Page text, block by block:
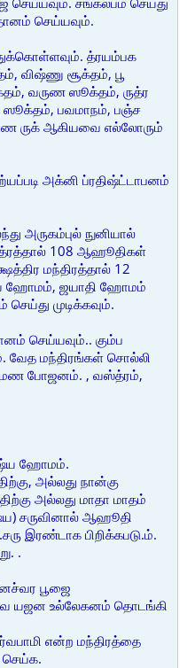
செய்யவும்.
த்ரயம்பக
விஷ்ணு சூக்தம், பூ
வருண ஸூக்தம், ருத்ர
ஸூக்தம், பவமாநம், பஞ்ச
ருக் ஆகியவை எல்லோரும்
அக்னி ப்ரதிஷ்ட்டாபனம்
அருகம்புல் நுனியால்
108 ஆஹூதிகள்
மந்திரத்தால் 12
ஹோமம், ஜயாதி ஹோமம்
முடிக்கவும்.
செய்யவும்.. கும்ப
வேத மந்திரங்கள் சொல்லி
போஜனம். , வஸ்த்ரம்,
ஹோமம்.
அல்லது நான்கு
அல்லது மாதா மாதம்
சருவினால் ஆஹூதி
இரண்டாக பிறிக்கபடு.ம்.
.
பூஜை
யஜன உல்லேகனம் தொடங்கி
என்ற மந்திரத்தை
செய்க.